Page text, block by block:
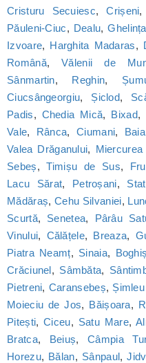
Cristuru Secuiesc,Crișeni,
Păuleni-Ciuc, Dealu,Ghelința
Izvoare, Harghita Madaras,
Română,Vălenii de
Sânmartin, Reghin,
Ciucsângeorgiu, Șiclod,
Padis, Chedia Mică, Bixad,
Vale, Rânca,Ciumani,
Valea Drăganului,
Sebeș,Timișu de Sus,
Lacu Sărat, Petroșani,
Mădăraș,Cehu Silvaniei,
Scurtă, Senetea, Pârâu
Vinului, Călățele, Breaza,
Piatra Neamț, Sinaia, Boghiș
Crăciunel, Sâmbăta,
Pietreni, Caransebeș,
Moieciu de Jos, Băișoara,
Pitești,Ciceu, Satu Mare,
Bratca, Beiuș, Câmpia
Horezu, Bălan, Sânpaul,